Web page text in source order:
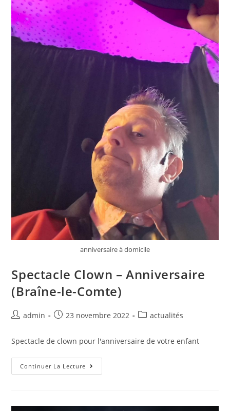
anniversaire à domicile
Spectacle Clown – Anniversaire
(Braîne-le-Comte)
admin 23 novembre 2022 actualités
Spectacle de clown pour l'anniversaire de votre enfant
Continuer La Lecture